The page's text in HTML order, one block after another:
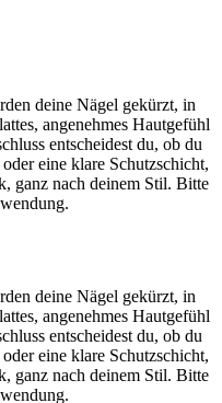
deine Nägel gekürzt, in
angenehmes Hautgefühl
entscheidest du, ob du
eine klare Schutzschicht,
ganz nach deinem Stil. Bitte
deine Nägel gekürzt, in
angenehmes Hautgefühl
entscheidest du, ob du
eine klare Schutzschicht,
ganz nach deinem Stil. Bitte